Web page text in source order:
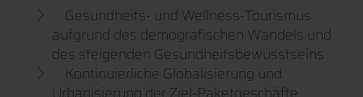
Gesundheits- und Wellness-Tourismus
aufgrund des demografischen Wandels und
des steigenden Gesundheitsbewusstseins
Kontinuierliche Globalisierung und